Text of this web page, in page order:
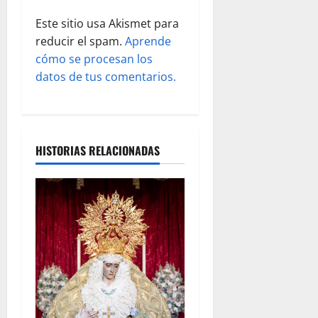
a
s
Este sitio usa Akismet para
reducir el spam. Aprende
cómo se procesan los
datos de tus comentarios.
HISTORIAS RELACIONADAS